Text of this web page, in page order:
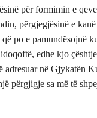
për formimin e
përgjegjësinë e
po e pamundësojnë
edhe kjo
adresuar në Gjykatën
përgjigje sa më të